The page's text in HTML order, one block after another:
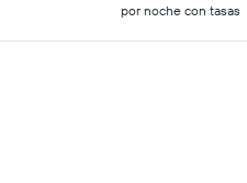
por noche con tasas